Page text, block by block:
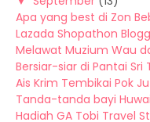
Apa yang best di Zon
Lazada Shopathon
Melawat Muzium Wau
Bersiar-siar di Pantai Sri
Ais Krim Tembikai Pok Ju
Tanda-tanda bayi
Hadiah GA Tobi Travel